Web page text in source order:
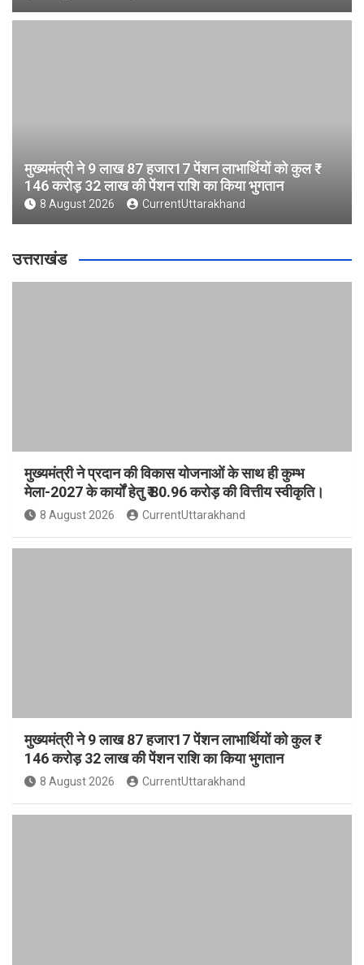
मुख्यमंत्री ने 9 लाख 87 हजार17 पेंशन लाभार्थियों को कुल ₹
146 करोड़ 32 लाख की पेंशन राशि का किया भुगतान
8 August 2026 CurrentUttarakhand
उत्तराखंड
मुख्यमंत्री ने प्रदान की विकास योजनाओं के साथ ही कुम्भ
मेला-2027 के कार्यों हेतु ₹ 80.96 करोड़ की वित्तीय स्वीकृति।
8 August 2026 CurrentUttarakhand
मुख्यमंत्री ने 9 लाख 87 हजार17 पेंशन लाभार्थियों को कुल ₹
146 करोड़ 32 लाख की पेंशन राशि का किया भुगतान
8 August 2026 CurrentUttarakhand